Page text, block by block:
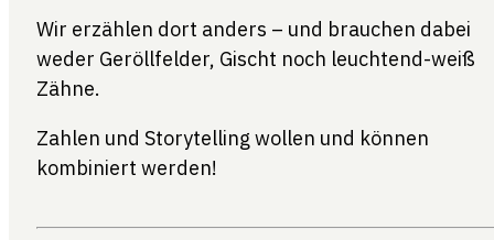
Wir erzählen dort anders – und brauchen dabei
weder Geröllfelder, Gischt noch leuchtend-weiß
Zähne.
Zahlen und Storytelling wollen und können
kombiniert werden!